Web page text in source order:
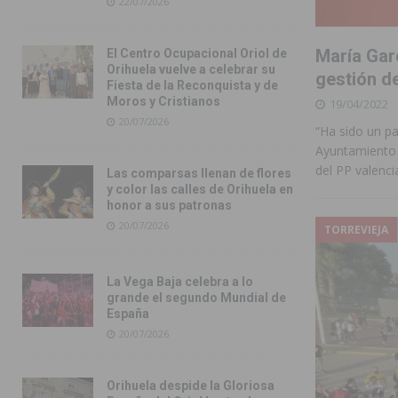
María
gestión
19/04/2022
“Ha sido un
del PP
TORREVIEJA
El Centro Ocupacional Oriol de
Orihuela vuelve a celebrar su
Fiesta de la Reconquista y de
Moros y Cristianos
20/07/2026
Las comparsas llenan de flores
y color las calles de Orihuela en
honor a sus patronas
20/07/2026
La Vega Baja celebra a lo
grande el segundo Mundial de
España
20/07/2026
Orihuela despide la Gloriosa